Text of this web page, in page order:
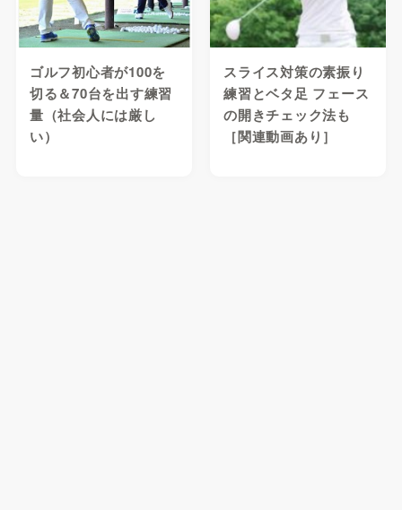
ゴルフ初心者が100を
切る＆70台を出す練習
量（社会人には厳し
い）
スライス対策の素振り
練習とベタ足 フェース
の開きチェック法も
［関連動画あり］